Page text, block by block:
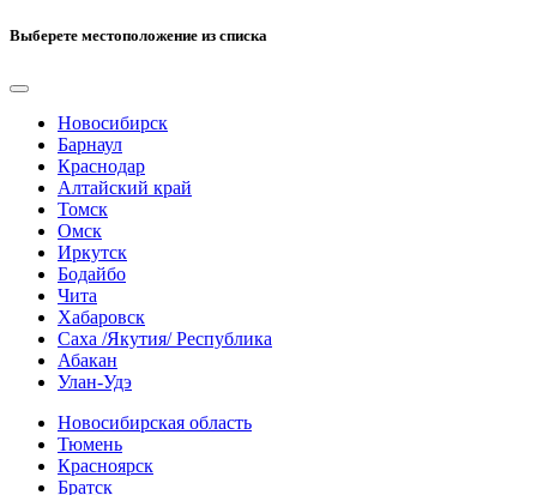
Выберете местоположение из списка
Новосибирск
Барнаул
Краснодар
Алтайский край
Томск
Омск
Иркутск
Бодайбо
Чита
Хабаровск
Саха /Якутия/ Республика
Абакан
Улан-Удэ
Новосибирская область
Тюмень
Красноярск
Братск